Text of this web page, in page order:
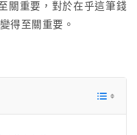
關重要，對於在乎這筆錢
得至關重要。